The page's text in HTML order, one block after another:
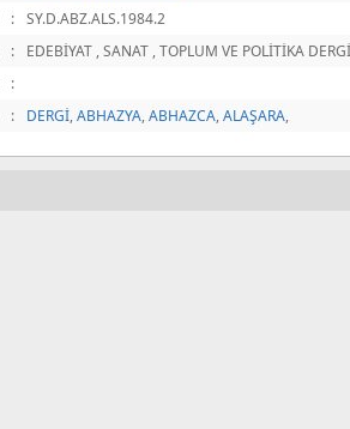
:
SY.D.ABZ.ALS.1984.2
:
EDEBİYAT , SANAT , TOPLUM VE POLİTİKA
:
: DERGİ,ABHAZYA,ABHAZCA,ALAŞARA,